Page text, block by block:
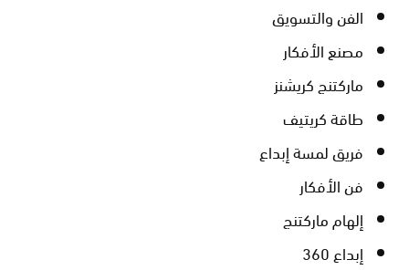
الفن والتسويق
مصنع الأفكار
ماركتنج كريشنز
طاقة كريتيف
فريق لمسة إبداع
فن الأفكار
إلهام ماركتنج
إبداع 360